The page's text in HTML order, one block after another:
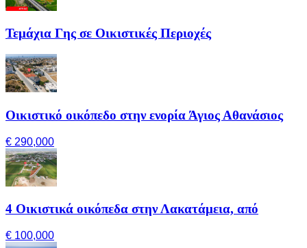
Τεμάχια Γης σε Οικιστικές Περιοχές
Οικιστικό οικόπεδο στην ενορία Άγιος Αθανάσιος
€ 290,000
4 Οικιστικά οικόπεδα στην Λακατάμεια, από
€ 100,000